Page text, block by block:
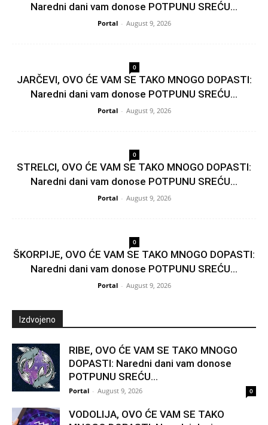
Naredni dani vam donose POTPUNU SREĆU...
Portal - August 9, 2026
0
JARČEVI, OVO ĆE VAM SE TAKO MNOGO DOPASTI:
Naredni dani vam donose POTPUNU SREĆU...
Portal - August 9, 2026
0
STRELCI, OVO ĆE VAM SE TAKO MNOGO DOPASTI:
Naredni dani vam donose POTPUNU SREĆU...
Portal - August 9, 2026
0
ŠKORPIJE, OVO ĆE VAM SE TAKO MNOGO DOPASTI:
Naredni dani vam donose POTPUNU SREĆU...
Portal - August 9, 2026
Izdvojeno
RIBE, OVO ĆE VAM SE TAKO MNOGO
DOPASTI: Naredni dani vam donose
POTPUNU SREĆU...
Portal - August 9, 2026 0
VODOLIJA, OVO ĆE VAM SE TAKO